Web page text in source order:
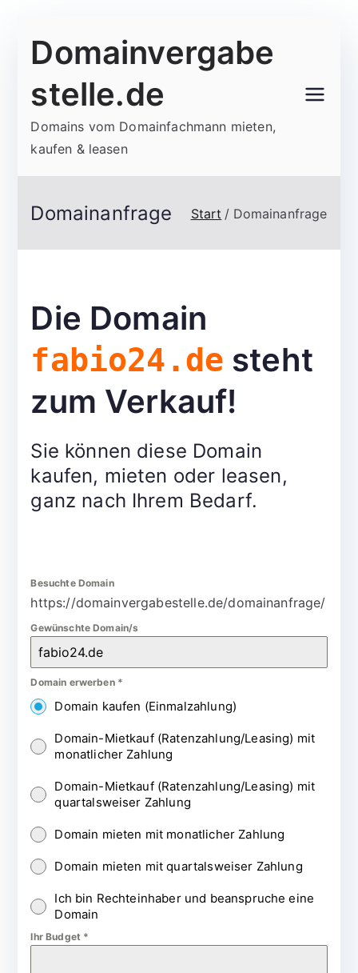
Inhalt
Domainvergabe
stelle.de
Domains vom Domainfachmann mieten,
kaufen & leasen
Domainanfrage Start Domainanfrage
Die Domain
fabio24.de steht
zum Verkauf!
Sie können diese Domain
kaufen, mieten oder leasen,
ganz nach Ihrem Bedarf.
Besuchte Domain
https://domainvergabestelle.de/domainanfrage/
Gewünschte Domain/s
Domain erwerben *
Domain kaufen (Einmalzahlung)
Domain-Mietkauf (Ratenzahlung/Leasing) mit
monatlicher Zahlung
Domain-Mietkauf (Ratenzahlung/Leasing) mit
quartalsweiser Zahlung
Domain mieten mit monatlicher Zahlung
Domain mieten mit quartalsweiser Zahlung
Ich bin Rechteinhaber und beanspruche eine
Domain
Ihr Budget *